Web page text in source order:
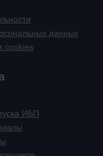
данных
cookies
ИБП